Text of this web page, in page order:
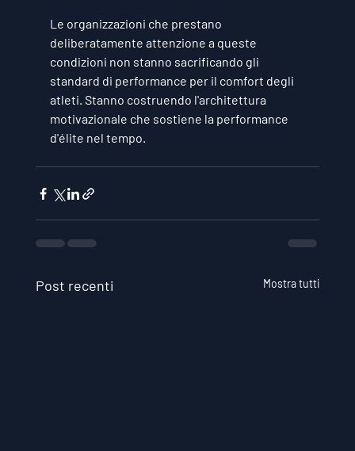
Le organizzazioni che prestano
deliberatamente attenzione a queste
condizioni non stanno sacrificando gli
standard di performance per il comfort degli
atleti. Stanno costruendo l'architettura
motivazionale che sostiene la performance
d'élite nel tempo.
Post recenti Mostra tutti